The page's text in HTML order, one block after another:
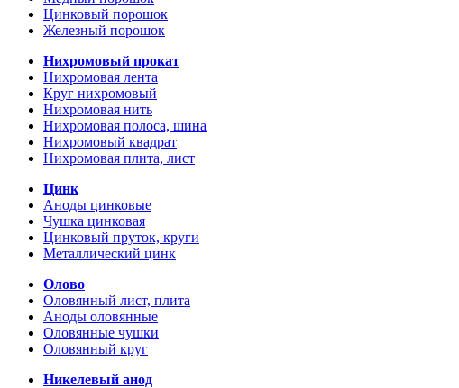
Цинковый порошок
Железный порошок
Нихромовый прокат
Нихромовая лента
Круг нихромовый
Нихромовая нить
Нихромовая полоса, шина
Нихромовый квадрат
Нихромовая плита, лист
Цинк
Аноды цинковые
Чушка цинковая
Цинковый пруток, круги
Металлический цинк
Олово
Оловянный лист, плита
Аноды оловянные
Оловянные чушки
Оловянный круг
Никелевый анод